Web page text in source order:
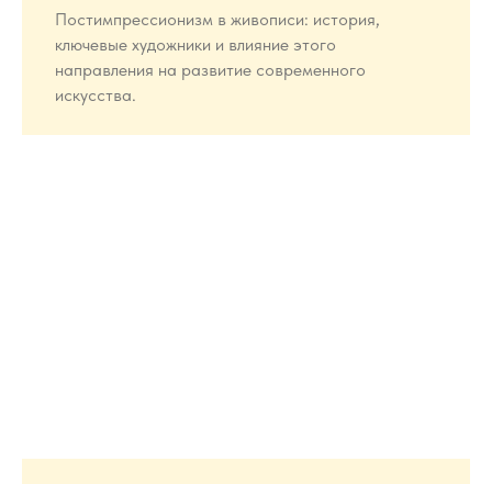
Постимпрессионизм в живописи: история,
ключевые художники и влияние этого
направления на развитие современного
искусства.